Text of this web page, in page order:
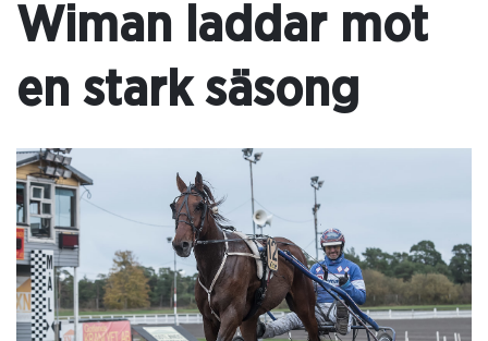
Wiman laddar mot
en stark säsong